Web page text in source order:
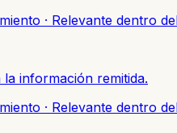
· Relevante dentro
información remitida.
· Relevante dentro